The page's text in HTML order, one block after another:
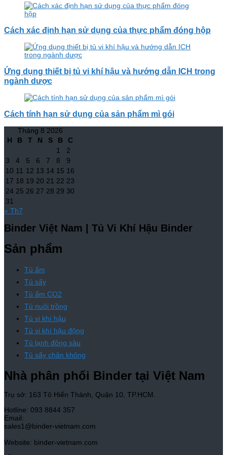
Cách xác định hạn sử dụng của thực phẩm đóng hộp
Ứng dụng thiết bị tủ vi khí hậu và hướng dẫn ICH trong
ngành dược
Cách tính hạn sử dụng của sản phẩm mì gói
Tháng 8 2026
H
B T N S B
C
1
2
3
4 5 6 7 8
9
10 11 12 13 14 15 16
17 18 19 20 21 22 23
24 25 26 27 28 29 30
31
« Th7
Binder Việt Nam | Tủ Vi Khí Hậu Binder
Sản phẩm
Tủ ấm
Tủ sấy
Tủ ấm CO2
Tủ nuôi trồng
Tủ vi khí hậu
Tủ vi khí hậu động
Tủ lạnh đông sâu
Tủ sấy chân không
Nhà phân phối Binder tại Việt Nam
Trụ sở: 163 Tô Hiến Thành, Quận 10, TP.HCM.
Hotline: 093 8844 357
Email:
sales1@binder-vietnam.com
Website: binder-vietnam.com